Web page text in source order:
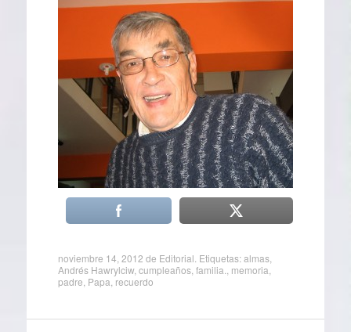
noviembre 14, 2012 de Editorial . Etiquetas:almas,
Andrés Hawrylciw, cumpleaños, familia. memoria
padre Papa recuerdo